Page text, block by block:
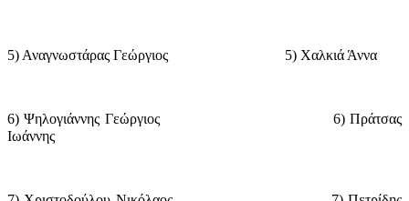
5) Αναγνωστάρας Γεώργιος 5) Χαλκιά Άννα
6) Ψηλογιάννης Γεώργιος
6) Πράτσας
Ιωάννης